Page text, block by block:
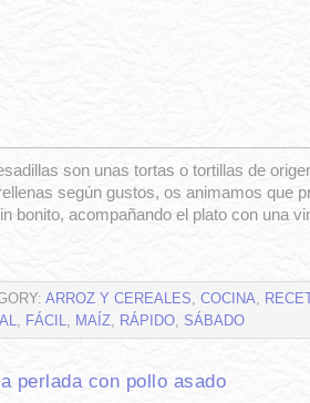
son unas tortas o tortillas de
según gustos, os animamos que
bonito, acompañando el plato con una
ARROZ Y CEREALES, COCINA,
, FÁCIL, MAÍZ, RÁPIDO, SÁBADO
perlada con pollo asado